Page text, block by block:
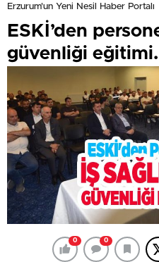
Erzurum'un Yeni Nesil Haber Portalı
ESKİ’den
güvenliği
0 0